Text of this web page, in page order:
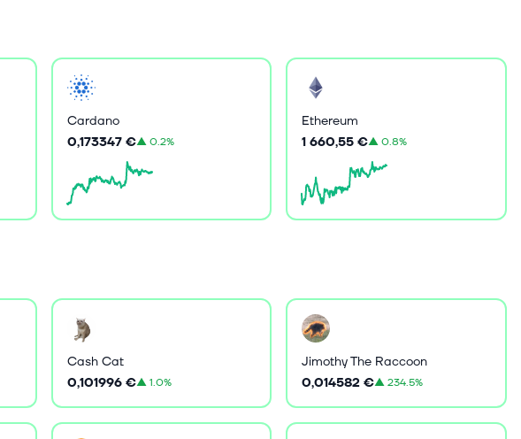
Cardano
0,173347 €▲0.2%
Ethereum
1 660,55 €▲0.8%
Cash Cat
0,101996 €▲1.0%
Jimothy The Raccoon
0,014582 €▲234.5%